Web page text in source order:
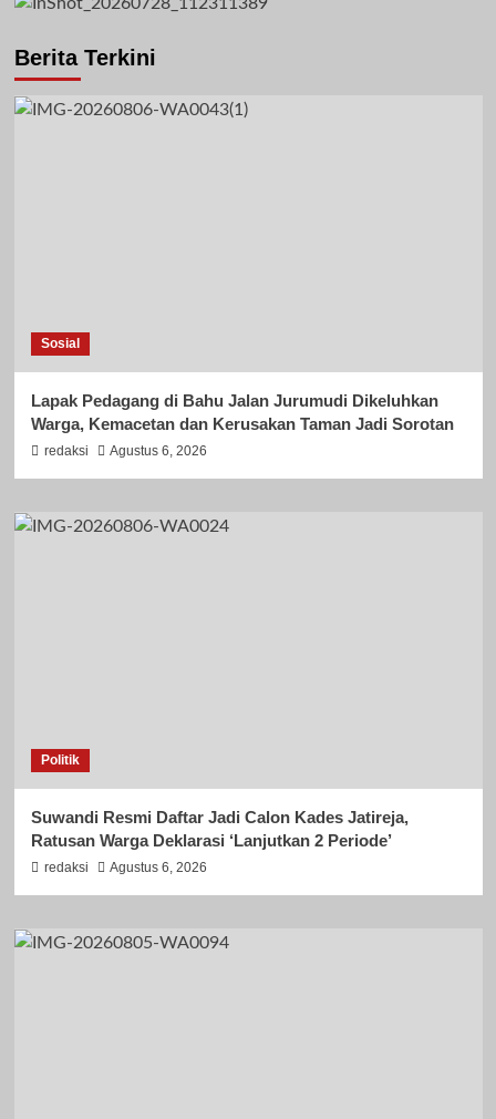
Berita Terkini
Sosial
Lapak Pedagang di Bahu Jalan Jurumudi Dikeluhkan
Warga, Kemacetan dan Kerusakan Taman Jadi Sorotan
redaksi Agustus 6, 2026
Politik
Suwandi Resmi Daftar Jadi Calon Kades Jatireja,
Ratusan Warga Deklarasi ‘Lanjutkan 2 Periode’
redaksi Agustus 6, 2026